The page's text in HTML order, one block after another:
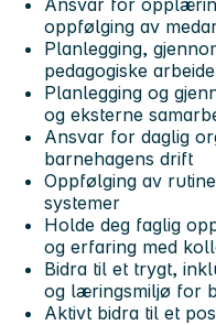
oppfølging av
Planlegging,
pedagogiske
Planlegging og
og eksterne
Ansvar for daglig
barnehagens drift
Oppfølging av
systemer
Holde deg faglig
og erfaring med
Bidra til et trygt,
og læringsmiljø for
Aktivt bidra til et